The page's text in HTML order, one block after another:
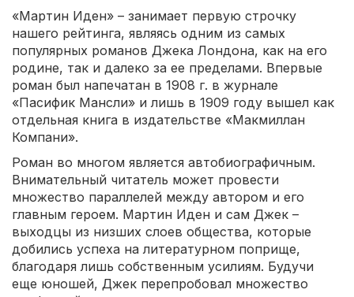
«Мартин Иден» – занимает первую строчку
нашего рейтинга, являясь одним из самых
популярных романов Джека Лондона, как на его
родине, так и далеко за ее пределами. Впервые
роман был напечатан в 1908 г. в журнале
«Пасифик Мансли» и лишь в 1909 году вышел как
отдельная книга в издательстве «Макмиллан
Компани».
Роман во многом является автобиографичным.
Внимательный читатель может провести
множество параллелей между автором и его
главным героем. Мартин Иден и сам Джек –
выходцы из низших слоев общества, которые
добились успеха на литературном поприще,
благодаря лишь собственным усилиям. Будучи
еще юношей, Джек перепробовал множество